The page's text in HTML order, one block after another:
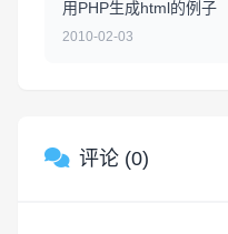
用PHP生成html的例子
2010-02-03
评论 (0)